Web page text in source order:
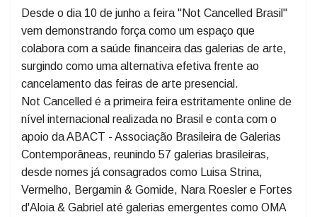
Not Cancelled impulsiona mercado de arte
nacional e chega a sua terceira semana.
Desde o dia 10 de junho a feira "Not Cancelled Brasil"
vem demonstrando força como um espaço que
colabora com a saúde financeira das galerias de arte,
surgindo como uma alternativa efetiva frente ao
cancelamento das feiras de arte presencial.
Not Cancelled é a primeira feira estritamente online de
nível internacional realizada no Brasil e conta com o
apoio da ABACT - Associação Brasileira de Galerias
Contemporâneas, reunindo 57 galerias brasileiras,